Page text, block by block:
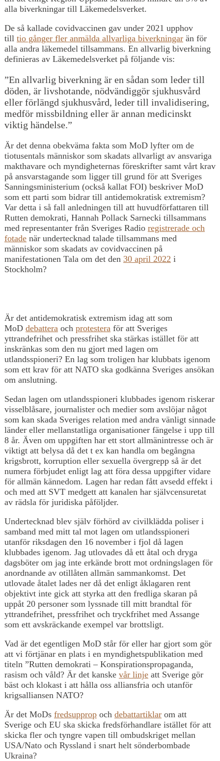
alla biverkningar till Läkemedelsverket.
De så kallade covidvaccinen gav under 2021 upphov
till tio gånger fler anmälda allvarliga biverkningar än för
alla andra läkemedel tillsammans. En allvarlig biverkning
definieras av Läkemedelsverket på följande vis:
”En allvarlig biverkning är en sådan som leder till
döden, är livshotande, nödvändiggör sjukhusvård
eller förlängd sjukhusvård, leder till invalidisering,
medför missbildning eller är annan medicinskt
viktig händelse.”
Är det denna obekväma fakta som MoD lyfter om de
tiotusentals människor som skadats allvarligt av ansvariga
makthavare och myndigheternas föreskrifter samt vårt krav
på ansvarstagande som ligger till grund för att Sveriges
Sanningsministerium (också kallat FOI) beskriver MoD
som ett parti som bidrar till antidemokratisk extremism?
Var detta i så fall anledningen till att huvudförfattaren till
Rutten demokrati, Hannah Pollack Sarnecki tillsammans
med representanter från Sveriges Radio registrerade och
fotade när undertecknad talade tillsammans med
människor som skadats av covidvaccinen på
manifestationen Tala om det den 30 april 2022 i
Stockholm?
Är det antidemokratisk extremism idag att som
MoD debattera och protestera för att Sveriges
yttrandefrihet och pressfrihet ska stärkas istället för att
inskränkas som den nu gjort med lagen om
utlandsspioneri? En lag som troligen har klubbats igenom
som ett krav för att NATO ska godkänna Sveriges ansökan
om anslutning.
Sedan lagen om utlandsspioneri klubbades igenom riskerar
visselblåsare, journalister och medier som avslöjar något
som kan skada Sveriges relation med andra vänligt sinnade
länder eller mellanstatliga organisationer fängelse i upp till
8 år. Även om uppgiften har ett stort allmänintresse och är
viktigt att belysa då det t ex kan handla om begångna
krigsbrott, korruption eller sexuella övergrepp så är det
numera förbjudet enligt lag att föra dessa uppgifter vidare
för allmän kännedom. Lagen har redan fått avsedd effekt i
och med att SVT medgett att kanalen har självcensuretat
av rädsla för juridiska påföljder.
Undertecknad blev själv förhörd av civilklädda poliser i
samband med mitt tal mot lagen om utlandsspioneri
utanför riksdagen den 16 november i fjol då lagen
klubbades igenom. Jag utlovades då ett åtal och dryga
dagsböter om jag inte erkände brott mot ordningslagen för
anordnande av otillåten allmän sammankomst. Det
utlovade åtalet lades ner då det enligt åklagaren rent
objektivt inte gick att styrka att den fredliga skaran på
uppåt 20 personer som lyssnade till mitt brandtal för
yttrandefrihet, pressfrihet och tryckfrihet med Assange
som ett avskräckande exempel var brottsligt.
Vad är det egentligen MoD står för eller har gjort som gör
att vi förtjänar en plats i en myndighetspublikation med
titeln ”Rutten demokrati – Konspirationspropaganda,
rasism och våld? Är det kanske vår linje att Sverige gör
bäst och klokast i att hålla oss alliansfria och utanför
krigsalliansen NATO?
Är det MoDs fredsupprop och debattartiklar om att
Sverige och EU ska skicka fredsförhandlare istället för att
skicka fler och tyngre vapen till ombudskriget mellan
USA/Nato och Ryssland i snart helt sönderbombade
Ukraina?